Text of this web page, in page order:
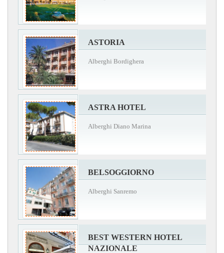
ASTORIA
Alberghi Bordighera
ASTRA HOTEL
Alberghi Diano Marina
BELSOGGIORNO
Alberghi Sanremo
BEST WESTERN HOTEL
NAZIONALE